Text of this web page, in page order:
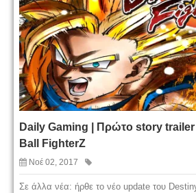
Daily Gaming | Πρώτο story trailer
Ball FighterZ
Νοέ 02, 2017
Σε άλλα νέα: ήρθε το νέο update του